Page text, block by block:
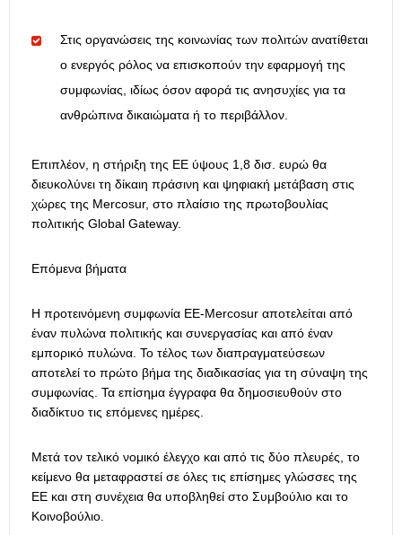
Στις οργανώσεις της κοινωνίας των πολιτών ανατίθεται
ο ενεργός ρόλος να επισκοπούν την εφαρμογή της
συμφωνίας, ιδίως όσον αφορά τις ανησυχίες για τα
ανθρώπινα δικαιώματα ή το περιβάλλον.
Επιπλέον, η στήριξη της ΕΕ ύψους 1,8 δισ. ευρώ θα
διευκολύνει τη δίκαιη πράσινη και ψηφιακή μετάβαση στις
χώρες της Mercosur, στο πλαίσιο της πρωτοβουλίας
πολιτικής Global Gateway.
Επόμενα βήματα
Η προτεινόμενη συμφωνία ΕΕ-Mercosur αποτελείται από
έναν πυλώνα πολιτικής και συνεργασίας και από έναν
εμπορικό πυλώνα. Το τέλος των διαπραγματεύσεων
αποτελεί το πρώτο βήμα της διαδικασίας για τη σύναψη της
συμφωνίας. Τα επίσημα έγγραφα θα δημοσιευθούν στο
διαδίκτυο τις επόμενες ημέρες.
Μετά τον τελικό νομικό έλεγχο και από τις δύο πλευρές, το
κείμενο θα μεταφραστεί σε όλες τις επίσημες γλώσσες της
ΕΕ και στη συνέχεια θα υποβληθεί στο Συμβούλιο και το
Κοινοβούλιο.